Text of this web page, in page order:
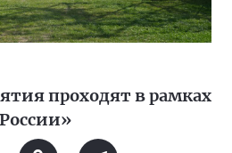
проходят в рамках